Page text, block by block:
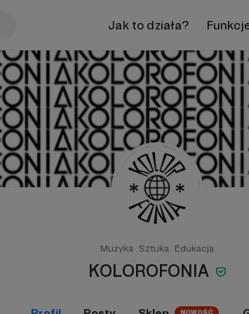
Jak to działa?
Muzyka Sztuka Edukacja
KOLOROFONIA
NOWOŚĆ